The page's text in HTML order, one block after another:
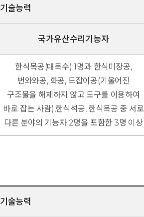
기술능력
국가유산수리기능자
한식목공(대목수) 1명과 한식미장공,
번와와공, 화공, 드잡이공(기울어진
구조물을 해체하지 않고 도구를 이용하여
바로 잡는 사람),한식석공, 한식목공 중 서로
다른 분야의 기능자 2명을 포함한 3명 이상
기술능력